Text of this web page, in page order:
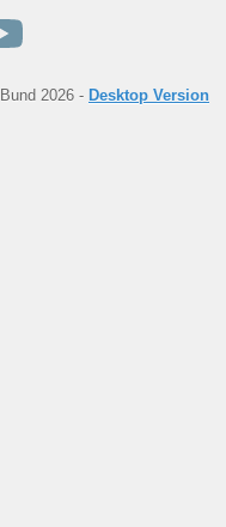
2026 - Desktop Version